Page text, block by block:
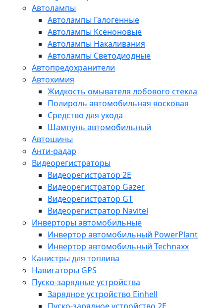
Автолампы
Автолампы Галогенные
Автолампы Ксеноновые
Автолампы Накаливания
Автолампы Светодиодные
Автопредохранители
Автохимия
Жидкость омывателя лобового стекла
Полироль автомобильная восковая
Средство для ухода
Шампунь автомобильный
Автошины
Анти-радар
Видеорегистраторы
Видеорегистратор 2E
Видеорегистратор Gazer
Видеорегистратор GT
Видеорегистратор Navitel
Инверторы автомобильные
Инвертор автомобильный PowerPlant
Инвертор автомобильный Technaxx
Канистры для топлива
Навигаторы GPS
Пуско-зарядные устройства
Зарядное устройство Einhell